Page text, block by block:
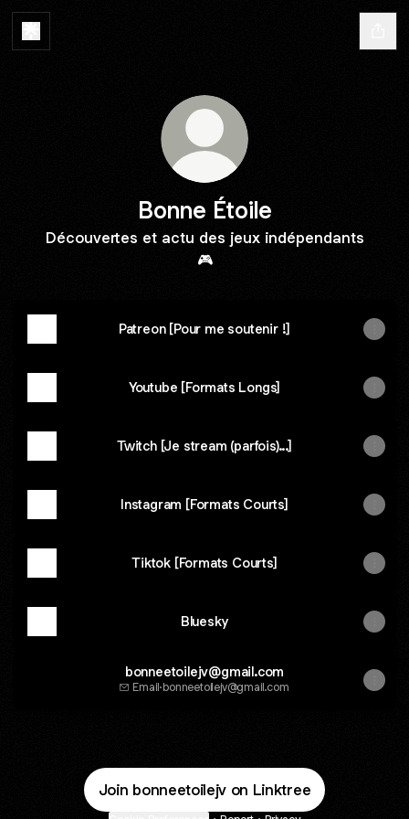
Bonne Étoile
Découvertes et actu des jeux indépendants
🎮
Patreon [Pour me soutenir !]
Youtube [Formats Longs]
Twitch [Je stream (parfois)...]
Instagram [Formats Courts]
Tiktok [Formats Courts]
Bluesky
bonneetoilejv@gmail.com
Email·bonneetoilejv@gmail.com
Join bonneetoilejv on Linktree